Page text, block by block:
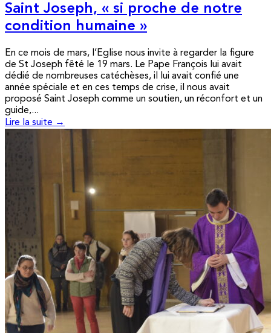
Saint Joseph, « si proche de notre
condition humaine »
En ce mois de mars, l’Eglise nous invite à regarder la figure
de St Joseph fêté le 19 mars. Le Pape François lui avait
dédié de nombreuses catéchèses, il lui avait confié une
année spéciale et en ces temps de crise, il nous avait
proposé Saint Joseph comme un soutien, un réconfort et un
guide,...
Lire la suite →